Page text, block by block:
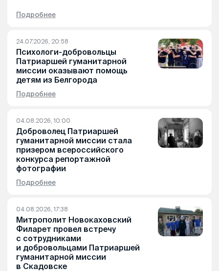
Подробнее
24.07.2026, 20:58
Психологи-добровольцы
Патриаршей гуманитарной
миссии оказывают помощь
детям из Белгорода
Подробнее
04.08.2026, 10:00
Доброволец Патриаршей
гуманитарной миссии стала
призером всероссийского
конкурса репортажной
фотографии
Подробнее
04.08.2026, 17:38
Митрополит Новокаховский
Филарет провел встречу
с сотрудниками
и добровольцами Патриаршей
гуманитарной миссии
в Скадовске